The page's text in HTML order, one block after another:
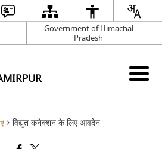
Government of Himachal
Pradesh
विद्युत कनेक्शन के लिए आवदेन